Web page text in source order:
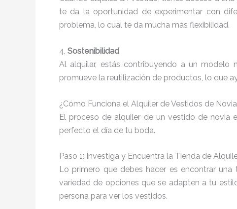
te da la oportunidad de experimentar con
problema, lo cual te da mucha más flexibilidad.
4. Sostenibilidad
Al alquilar, estás contribuyendo a un
promueve la reutilización de productos, lo que
¿Cómo Funciona el Alquiler de Vestidos de
El proceso de alquiler de un vestido de novia
perfecto el día de tu boda.
Paso 1: Investiga y Encuentra la Tienda de
Lo primero que debes hacer es encontrar
variedad de opciones que se adapten a tu
persona para ver los vestidos.